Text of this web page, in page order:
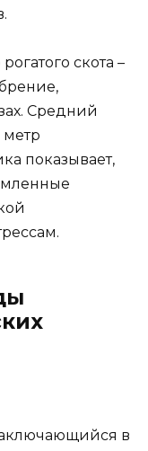
скота –
Средний
метр
показывает,
в